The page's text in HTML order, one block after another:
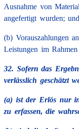
Ausnahme von
angefertigt wurden; und
(b) Vorauszahlungen
Leistungen im
32. Sofern das
verlässlich geschätzt
(a) ist der Erlös nur
zu erfassen, die